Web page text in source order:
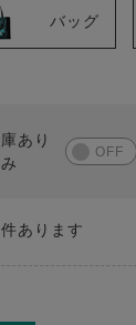
バッグ
件あります